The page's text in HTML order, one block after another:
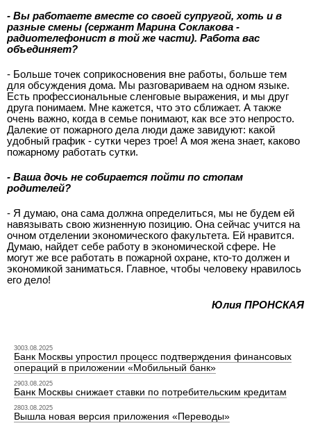
- Вы работаете вместе со своей супругой, хоть и в
разные смены (сержант Марина Соклакова -
радиотелефонист в той же части). Работа вас
объединяет?
- Больше точек соприкосновения вне работы, больше тем
для обсуждения дома. Мы разговариваем на одном языке.
Есть профессиональные сленговые выражения, и мы друг
друга понимаем. Мне кажется, что это сближает. А также
очень важно, когда в семье понимают, как все это непросто.
Далекие от пожарного дела люди даже завидуют: какой
удобный график - сутки через трое! А моя жена знает, каково
пожарному работать сутки.
- Ваша дочь не собирается пойти по стопам
родителей?
- Я думаю, она сама должна определиться, мы не будем ей
навязывать свою жизненную позицию. Она сейчас учится на
очном отделении экономического факультета. Ей нравится.
Думаю, найдет себе работу в экономической сфере. Не
могут же все работать в пожарной охране, кто-то должен и
экономикой заниматься. Главное, чтобы человеку нравилось
его дело!
Юлия ПРОНСКАЯ
3003.08.2025
Банк Москвы упростил процесс подтверждения финансовых
операций в приложении «Мобильный банк»
2903.08.2025
Банк Москвы снижает ставки по потребительским кредитам
2803.08.2025
Вышла новая версия приложения «Переводы»